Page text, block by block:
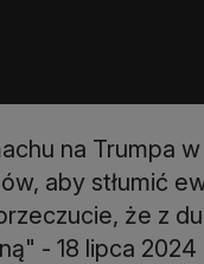
na Trumpa
aby stłumić
że z
- 18 lipca 2024